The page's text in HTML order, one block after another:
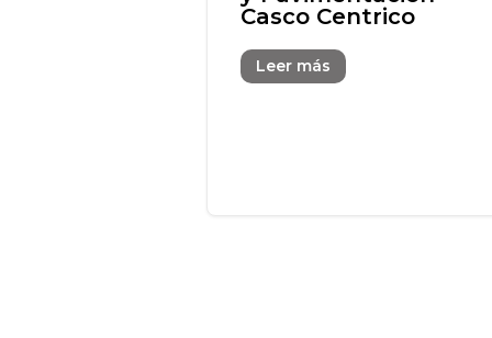
Casco Centrico
Leer más